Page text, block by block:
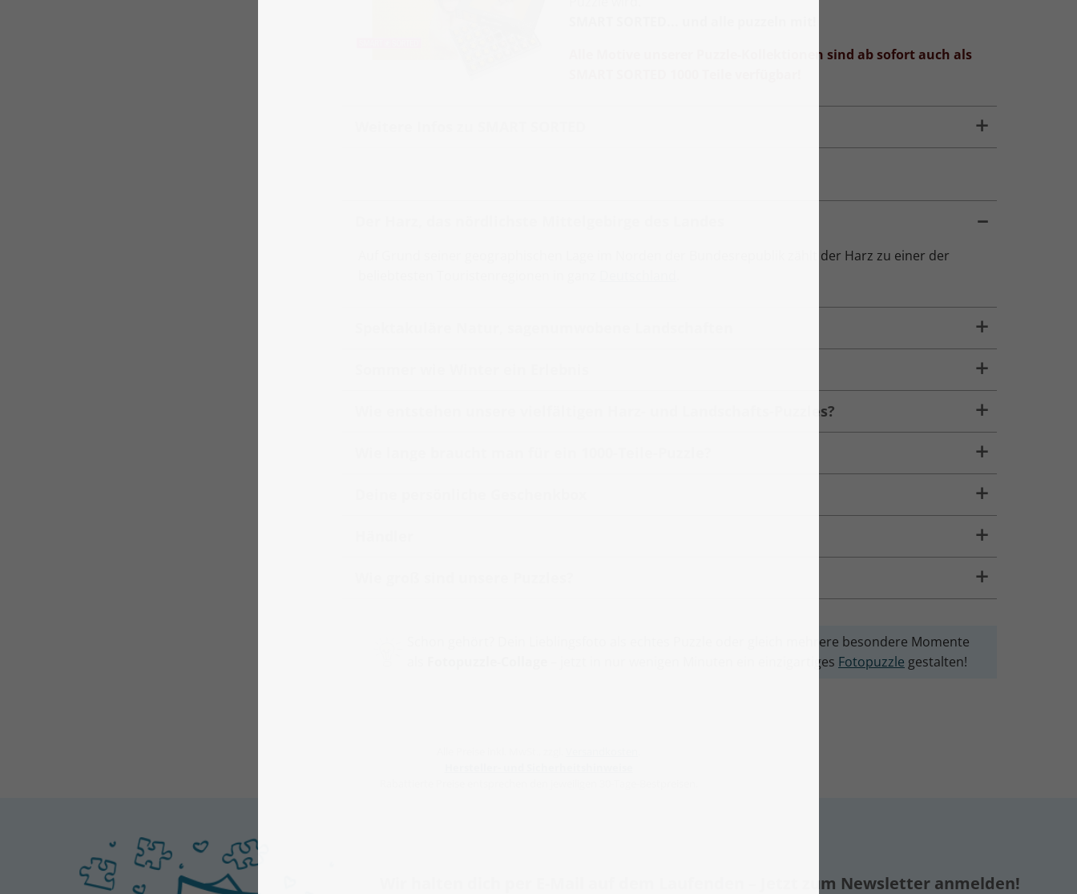
Alle Motive unserer Puzzle-Kollektionen sind ab sofort auch als
Auf Grund seiner geographischen Lage im Norden der Bundesrepublik zählt der Harz zu einer der
Wie entstehen unsere vielfältigen Harz- und Landschafts-Puzzles?
Schon gehört? Dein Lieblingsfoto als echtes Puzzle oder gleich mehrere besondere Momente
– jetzt in nur wenigen Minuten ein einzigartiges Fotopuzzle gestalten!
Wir halten dich per E-Mail auf dem Laufenden – Jetzt zum Newsletter anmelden!